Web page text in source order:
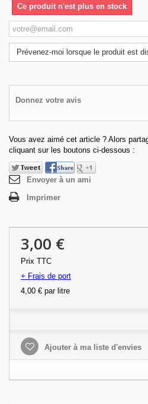
Ce produit n'est plus en stock
Prévenez-moi lorsque le produit est
Donnez votre avis
Vous avez aimé cet article ? Alors
cliquant sur les boutons ci-dessous :
Envoyer à un ami
Imprimer
3,00 €
Prix TTC
+ Frais de port
4,00 € par litre
Ajouter à ma liste d'envies